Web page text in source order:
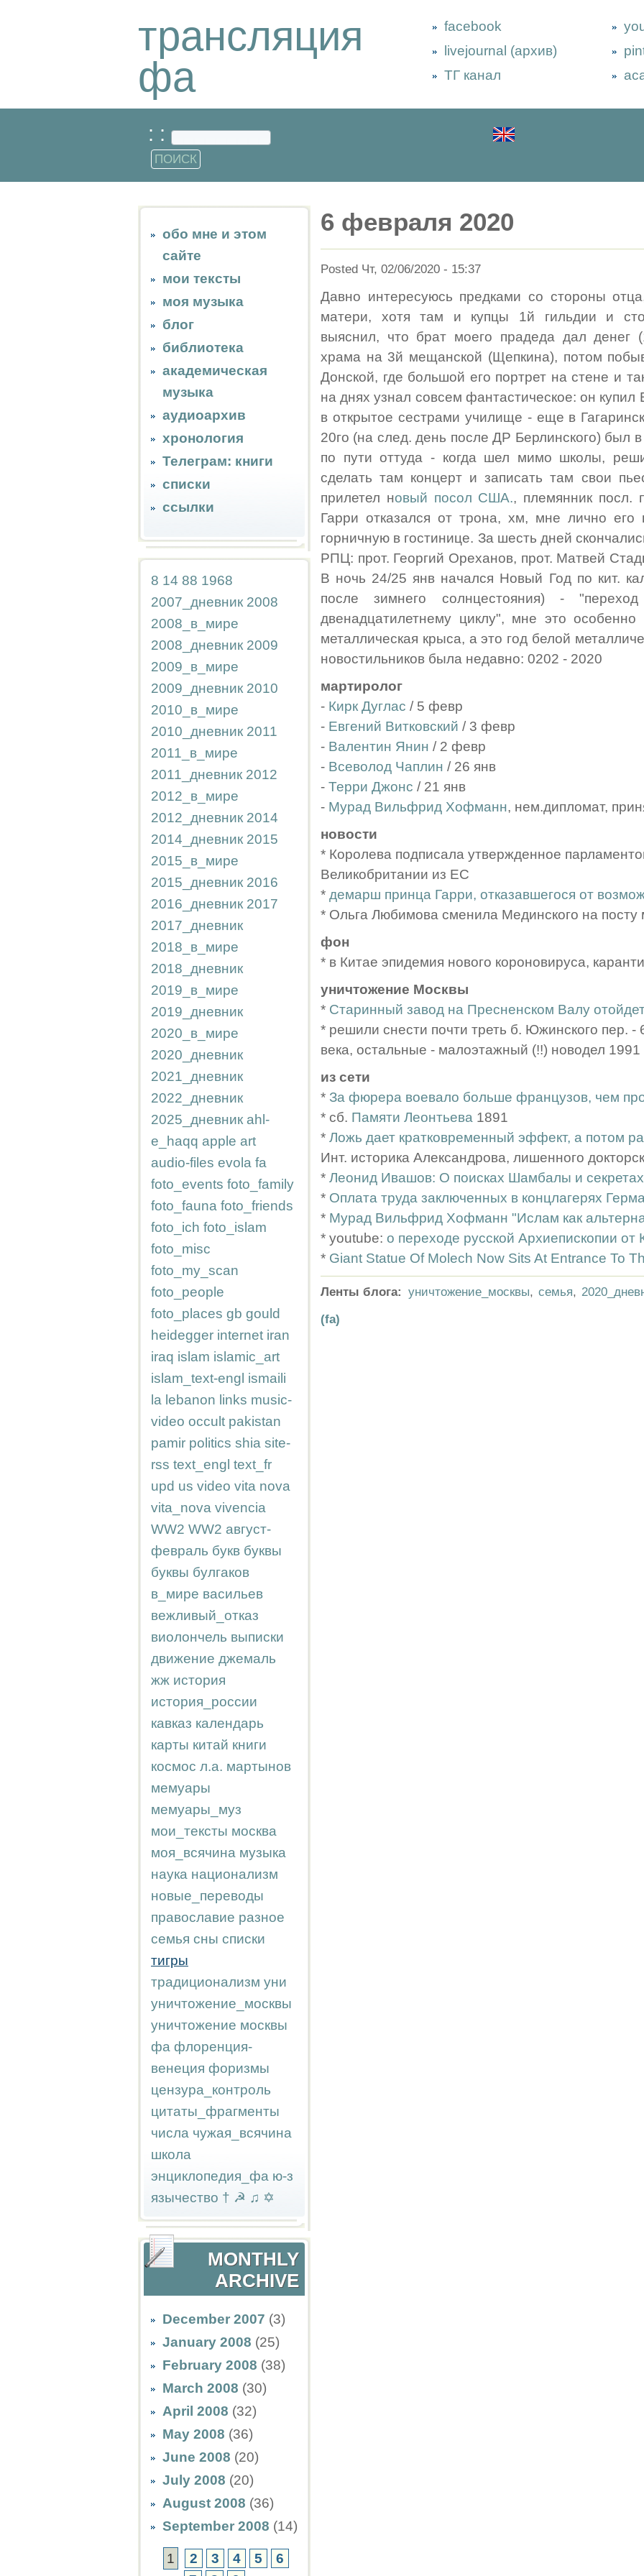
трансляция
фа
facebook
livejournal (архив)
ТГ канал
: :
обо мне и этом
сайте
мои тексты
моя музыка
блог
библиотека
академическая
музыка
аудиоархив
хронология
Телеграм: книги
списки
ссылки
8 14 88 1968
2007_дневник 2008
2008_в_мире
2008_дневник 2009
2009_в_мире
2009_дневник 2010
2010_в_мире
2010_дневник 2011
2011_в_мире
2011_дневник 2012
2012_в_мире
2012_дневник 2014
2014_дневник 2015
2015_в_мире
2015_дневник 2016
2016_дневник 2017
2017_дневник
2018_в_мире
2018_дневник
2019_в_мире
2019_дневник
2020_в_мире
2020_дневник
2021_дневник
2022_дневник
2025_дневник ahl-
e_haqq apple art
audio-files evola fa
foto_events foto_family
foto_fauna foto_friends
foto_ich foto_islam
foto_misc
foto_my_scan
foto_people
foto_places gb gould
heidegger internet iran
iraq islam islamic_art
islam_text-engl ismaili
la lebanon links music-
video occult pakistan
pamir politics shia site-
rss text_engl text_fr
upd us video vita nova
vita_nova vivencia
WW2 WW2 август-
февраль букв буквы
буквы булгаков
в_мире васильев
вежливый_отказ
виолончель выписки
движение джемаль
жж история
история_россии
кавказ календарь
карты китай книги
космос л.а. мартынов
мемуары
мемуары_муз
мои_тексты москва
моя_всячина музыка
наука национализм
новые_переводы
православие разное
семья сны списки
тигры
традиционализм уни
уничтожение_москвы
уничтожение москвы
фа флоренция-
венеция форизмы
цензура_контроль
цитаты_фрагменты
числа чужая_всячина
школа
энциклопедия_фа ю-з
язычество † ☭ ♫ ✡
MONTHLY
ARCHIVE
December 2007 (3)
January 2008 (25)
February 2008 (38)
March 2008 (30)
April 2008 (32)
May 2008 (36)
June 2008 (20)
July 2008 (20)
August 2008 (36)
September 2008 (14)
1 2 3 4 5
6
6 февраля 2020
Posted Чт, 02/06/2020 - 15:37
Давно интересуюсь предками со стороны
матери, хотя там и купцы 1й гильдии и
выяснил, что брат моего прадеда дал денег
храма на 3й мещанской (Щепкина), потом
Донской, где большой его портрет на стене и
на днях узнал совсем фантастическое: он
в открытое сестрами училище - еще в
20го (на след. день после ДР Берлинского) был
по пути оттуда - когда шел мимо школы,
сделать там концерт и записать там свои
прилетел новый посол США., племянник
Гарри отказался от трона, хм, мне лично его
горничную в гостинице. За шесть дней
РПЦ: прот. Георгий Ореханов, прот. Матвей
В ночь 24/25 янв начался Новый Год по кит.
после зимнего солнцестояния) -
двенадцатилетнему циклу", мне это
металлическая крыса, а это год белой
новостильников была недавно: 0202 - 2020
мартиролог
- Кирк Дуглас / 5 февр
- Евгений Витковский / 3 февр
- Валентин Янин / 2 февр
- Всеволод Чаплин / 26 янв
- Терри Джонс / 21 янв
- Мурад Вильфрид Хофманн, нем.дипломат,
новости
* Королева подписала утвержденное
Великобритании из ЕС
* демарш принца Гарри, отказавшегося от
* Ольга Любимова сменила Мединского на посту
фон
* в Китае эпидемия нового короновируса,
уничтожение Москвы
* Старинный завод на Пресненском Валу
* решили снести почти треть б. Южинского пер. -
века, остальные - малоэтажный (!!) новодел 1991
из сети
* За фюрера воевало больше французов, чем
* сб. Памяти Леонтьева 1891
* Ложь дает кратковременный эффект, а потом
Инт. историка Александрова, лишенного
* Леонид Ивашов: О поисках Шамбалы и
* Оплата труда заключенных в концлагерях
* Мурад Вильфрид Хофманн "Ислам как
* youtube: о переходе русской Архиепископии от
* Giant Statue Of Molech Now Sits At Entrance To
Ленты блога: уничтожение_москвы, семья,
(fa)